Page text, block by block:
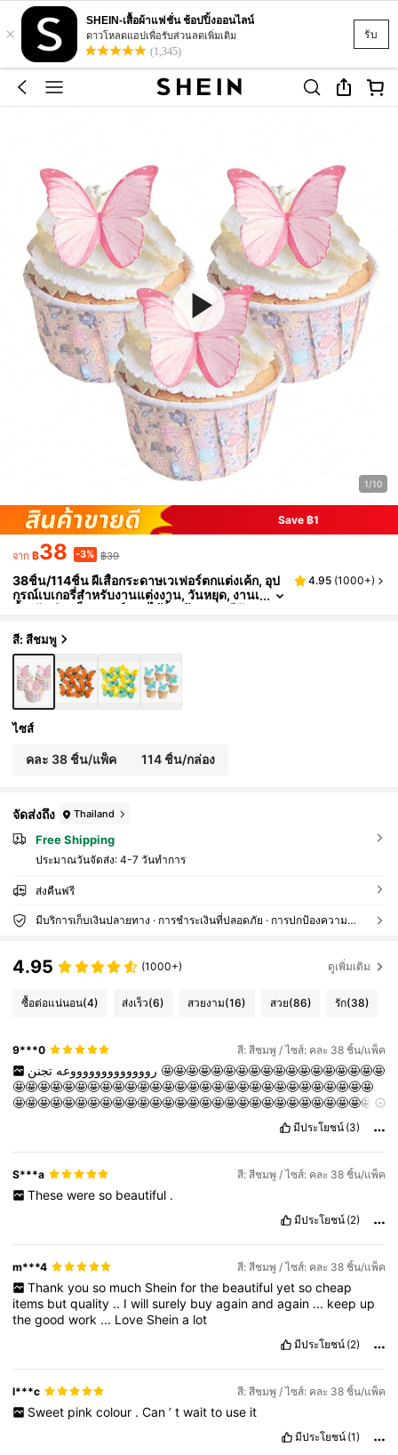
รับ
×
SHEIN-เสื้อผ้าแฟชั่น ช้อปปิ้งออนไลน์
ดาวโหลดแอปเพื่อรับส่วนลดเพิ่มเติม
(1,345)
1/10
Save ฿1
จาก ฿38 -3% ฿39
38ชิ้น/114ชิ้น ผีเสื้อกระดาษเวเฟอร์ตกแต่งเค้ก, อุป
กรณ์เบเกอรี่สำหรับงานแต่งงาน, วันหยุด, งานเ
ลี้ยงวันเกิด, ท็อปเปอร์และไม้จิ้มเค้กหลากสีสัน
4.95 (1000+)
สี: สีชมพู
ไซส์
คละ 38 ชิ้น/แพ็ค 114 ชิ้น/กล่อง
จัดส่งถึง Thailand
Free Shipping
ประมาณวันจัดส่ง: 4-7 วันทำการ
ส่งคืนฟรี
มีบริการเก็บเงินปลายทาง · การชำระเงินที่ปลอดภัย · การปกป้องความเป็นส่วนตัว
4.95 (1000+) ดูเพิ่มเติม
ซื้อต่อแน่นอน(4) ส่งเร็ว(6) สวยงาม(16) สวย(86) รัก(38)
9***0 สี: สีชมพู / ไซส์: คละ 38 ชิ้น/แพ็ค
روووووووووووووعه 🤩🤩🤩🤩🤩🤩🤩🤩🤩🤩🤩🤩🤩🤩🤩🤩🤩🤩
🤩🤩🤩🤩🤩🤩🤩🤩🤩🤩🤩🤩🤩🤩🤩🤩🤩🤩🤩🤩🤩🤩🤩🤩🤩🤩🤩🤩🤩
🤩🤩🤩🤩🤩🤩🤩🤩🤩🤩🤩🤩🤩🤩🤩🤩🤩🤩🤩🤩🤩🤩🤩🤩🤩🤩🤩🤩🤩
มีประโยชน์ (3)
S***a สี: สีชมพู / ไซส์: คละ 38 ชิ้น/แพ็ค
These were so beautiful .
มีประโยชน์ (2)
m***4 สี: สีชมพู / ไซส์: คละ 38 ชิ้น/แพ็ค
Thank you so much Shein for the beautiful yet so cheap
items butquality .. Iwillsurely buyagainandagain ... keep up
thegoodwork ... Love Sheina lot
มีประโยชน์ (2)
l***c สี: สีชมพู / ไซส์: คละ 38 ชิ้น/แพ็ค
Sweet pink colour . Can ’ t wait to use it
มีประโยชน์ (1)